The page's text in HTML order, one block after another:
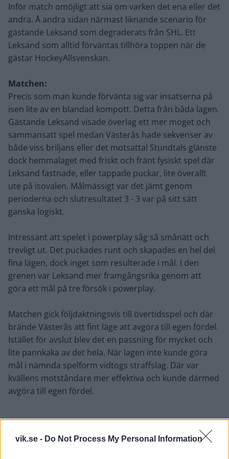
vik.se - Do Not Process My Personal Information
Inför match omöjligt att sia om varken det ena eller det
andra. Å andra sidan närmast liknande scenario för
gästande Leksand som degraderats från SHL. Ett
Leksand som alltid förväntas tillhöra toppen när de
gästar HockeyAllsvenskan.
Matchen:
Precis som man kunde förvänta sig var insatserna på
isen lite av en blandad kompott. Detta från båda lagen.
Gästande Leksand visade överlag ett mer moget och
sammansatt spel medan Västerås hade sekvenser av
både viss briljans eller det motsatta! Stundtals glänste
dock hemmalaget med friskt och fränt fysiskt spel där
Leksand fastnade, eller tappade puckar, lite överallt
ute på isovalen. Målmässigt var det jämt genom
perioderna och slutresultatet 3 - 3 var på sitt sätt
ganska logiskt.
Intressant att spelet i powerplay såg så smånätt och
trevligt ut. Det puckades runt och skapades en hel del
fina lägen, dock inget som resulterade i mål. I den
grenen var Leksand mer framgångsrika genom att
göra ett mål på tre försök i powerplay.
Matchen gick följdaktningsvis till övertidsspel och där
brände Västerås att fint läge att avgöra till egen fördel.
Istället för avslut blev det en passning för mycket och
lite pannkaka av det hela. När lagen inte kunde göra
mål i nämnda spelform vidtogs straffslag. Där var
kvällens motståndare mer effektiva och kunde därmed
avgöra till egen fördel.
Summering: